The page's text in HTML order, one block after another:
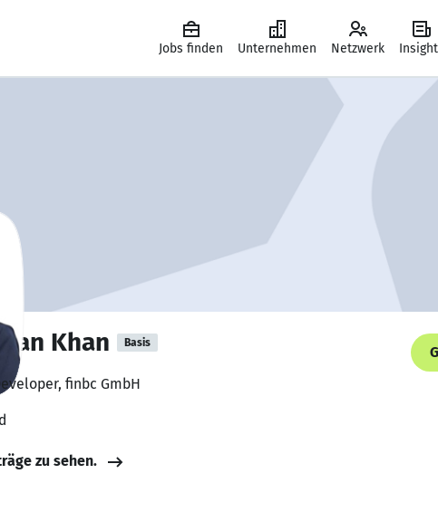
Jobs finden Unternehmen Netzwerk
Khan Basis
finbc GmbH
zu sehen.